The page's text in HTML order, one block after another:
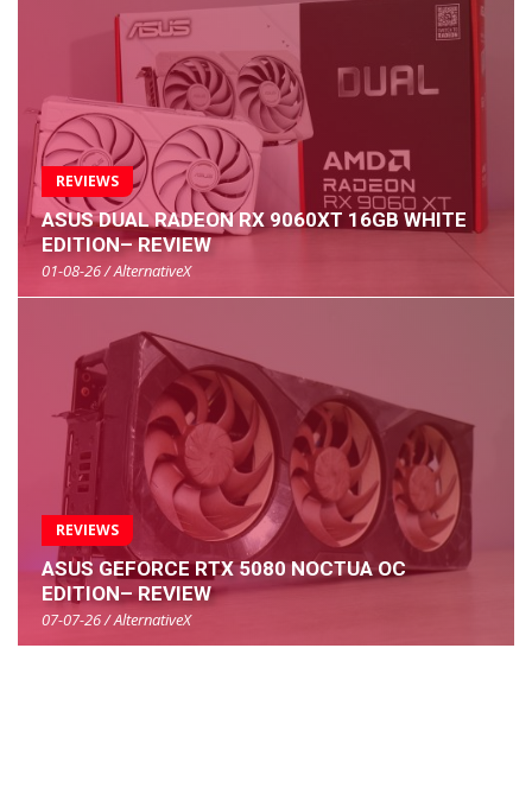
REVIEWS
ASUS DUAL RADEON RX 9060XT 16GB WHITE
EDITION– REVIEW
01-08-26 / AlternativeX
REVIEWS
ASUS GEFORCE RTX 5080 NOCTUA OC
EDITION– REVIEW
07-07-26 / AlternativeX